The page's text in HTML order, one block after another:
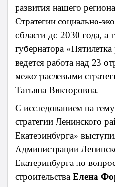
развития нашего
Стратегии социально-
области до 2030 года, а
губернатора
ведется работа над 23
межотраслевыми
Татьяна Викторовна.
С исследованием на
стратегии Ленинского
Екатеринбурга»
Администрации
Екатеринбурга по
строительства Елена